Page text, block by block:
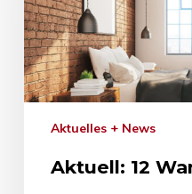
Aktuelles + News
Aktuell: 12